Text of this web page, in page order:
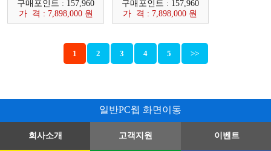
구매포인트 : 157,960
가 격 : 7,898,000 원
구매포인트 : 157,960
가 격 : 7,898,000 원
1 2 3 4 5 >>
일반PC웹 화면이동
회사소개 고객지원 이벤트